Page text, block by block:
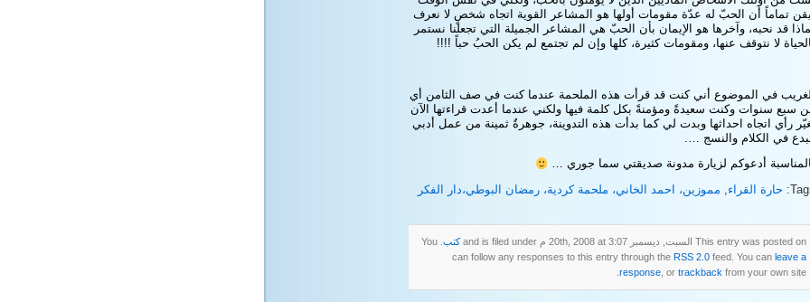
تماماً أن الحبّ له عدّة مقومات أولها هو المشاعر القوية اتجاه شخصٍ لا نعرف
قد نحبه، وآخرها هو الإيمان بأن الحبّ هي المشاعر الجميلة التي تجعلنا نستمر
لا نتوقف عنها، ومقومات كثيرة، كلها وإن لم تجتمع لم يكن الحبُ حباً !!!!
في الموضوع أني كنت قد قرأت هذه الملحمة عندما كنت في صف الثامن أي
سبع سنوات وكنت سعيدةً ومؤمنةً بكل كلمة فيها ولكني عندما أعدت قراءتها الآن
رأي اتجاه احداثها وبدت لي كما بدأت هذه التدوينة، جوهرةٌ ثمينة من عمل أدبي
في الكلام والنسج ….
أدعوكم لزيارة مدونة صديقتي سما جوري …
حارة القراء, مموزين، احمد الخاني، ملحمة كردية، رمضان البوطي،دار الفكر
This entry was posted on السبت, ديسمبر 20th, 2008 at 3:07 م and is filed under كتب . You
can follow any responses to this entry through the RSS 2.0 feed. You can leave a
response , or trackback from your own site.